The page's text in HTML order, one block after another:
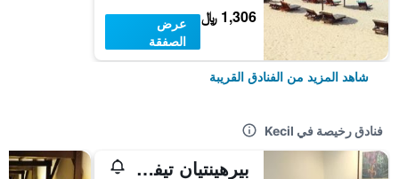
1,306 ﷼
عرض
الصفقة
شاهد المزيد من الفنادق القريبة
فنادق رخيصة في Kecil
بيرهينتيان تيفولي إن